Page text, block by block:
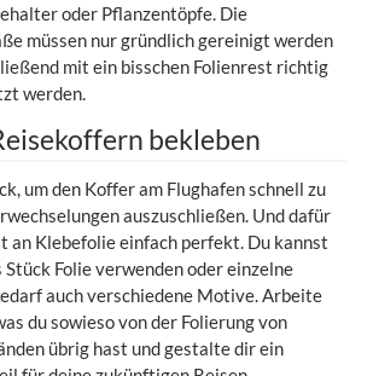
oder Pflanzentöpfe. Die
müssen nur gründlich gereinigt werden
mit ein bisschen Folienrest richtig
werden.
bekleben
um den Koffer am Flughafen schnell zu
auszuschließen. Und dafür
an Klebefolie einfach perfekt. Du kannst
Stück Folie verwenden oder einzelne
auch verschiedene Motive. Arbeite
du sowieso von der Folierung von
übrig hast und gestalte dir ein